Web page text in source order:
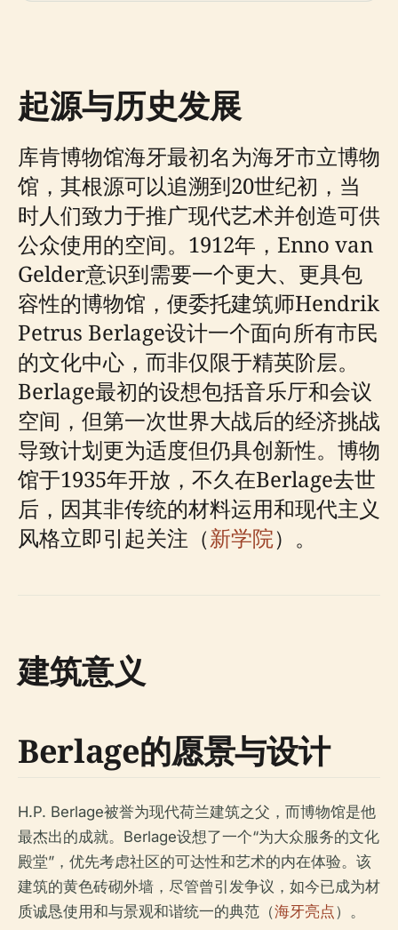
起源与历史发展
库肯博物馆海牙最初名为海牙市立博物
馆，其根源可以追溯到20世纪初，当
时人们致力于推广现代艺术并创造可供
公众使用的空间。1912年，Enno van
Gelder意识到需要一个更大、更具包
容性的博物馆，便委托建筑师Hendrik
Petrus Berlage设计一个面向所有市民
的文化中心，而非仅限于精英阶层。
Berlage最初的设想包括音乐厅和会议
空间，但第一次世界大战后的经济挑战
导致计划更为适度但仍具创新性。博物
馆于1935年开放，不久在Berlage去世
后，因其非传统的材料运用和现代主义
风格立即引起关注（新学院）。
建筑意义
Berlage的愿景与设计
H.P. Berlage被誉为现代荷兰建筑之父，而博物馆是他
最杰出的成就。Berlage设想了一个“为大众服务的文化
殿堂”，优先考虑社区的可达性和艺术的内在体验。该
建筑的黄色砖砌外墙，尽管曾引发争议，如今已成为材
质诚恳使用和与景观和谐统一的典范（海牙亮点）。